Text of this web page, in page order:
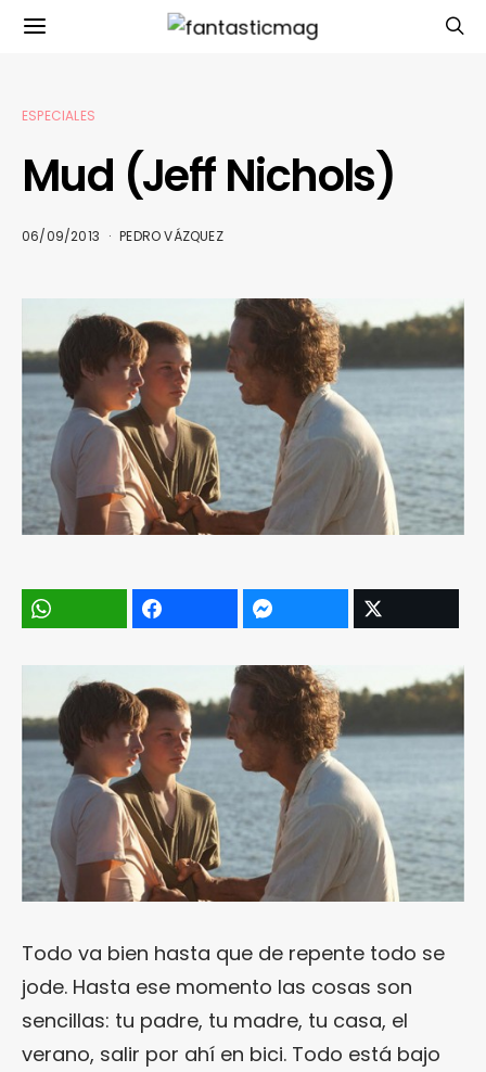
ESPECIALES
Mud (Jeff Nichols)
06/09/2013 PEDRO VÁZQUEZ
Todo va bien hasta que de repente todo se
jode. Hasta ese momento las cosas son
sencillas: tu padre, tu madre, tu casa, el
verano, salir por ahí en bici. Todo está bajo